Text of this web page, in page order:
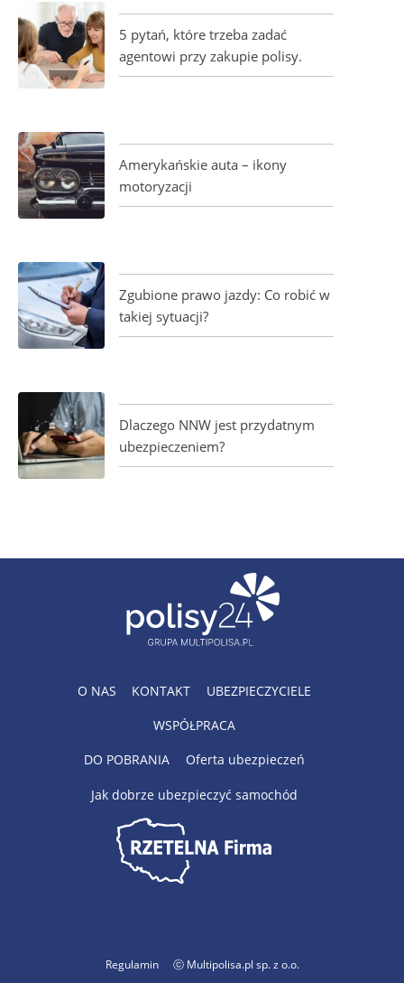
5 pytań, które trzeba zadać
agentowi przy zakupie polisy.
Amerykańskie auta – ikony
motoryzacji
Zgubione prawo jazdy: Co robić w
takiej sytuacji?
Dlaczego NNW jest przydatnym
ubezpieczeniem?
O NAS KONTAKT UBEZPIECZYCIELE
WSPÓŁPRACA
DO POBRANIA Oferta ubezpieczeń
Jak dobrze ubezpieczyć samochód
Regulamin ⓒ Multipolisa.pl sp. z o.o.